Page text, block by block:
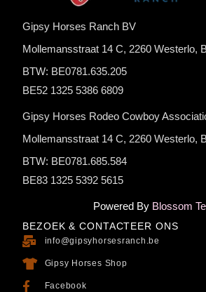
Gipsy Horses Ranch BV
Mollemansstraat 14 C, 2260 Westerlo,
BTW: BE0781.635.205
BE52 1325 5386 6809
Gipsy Horses Rodeo Cowboy
Mollemansstraat 14 C, 2260 Westerlo,
BTW: BE0781.685.584
BE83 1325 5392 5615
Powered By Blossom
BEZOEK & CONTACTEER ONS
info@gipsyhorsesranch.be
Gipsy Horses Shop
Facebook